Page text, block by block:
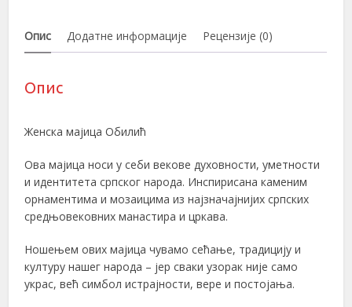
Опис Додатне информације Рецензије (0)
Опис
Женска мајица Обилић
Ова мајица носи у себи векове духовности, уметности
и идентитета српског народа. Инспирисана каменим
орнаментима и мозаицима из најзначајнијих српских
средњовековних манастира и цркава.
Ношењем ових мајица чувамо сећање, традицију и
културу нашег народа – јер сваки узорак није само
украс, већ симбол истрајности, вере и постојања.